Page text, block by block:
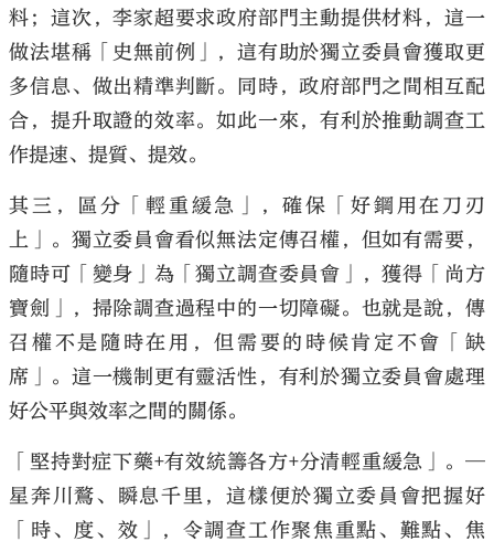
料；這次，李家超要求政府部門主動提供材料，這一
做法堪稱「史無前例」，這有助於獨立委員會獲取更
多信息、做出精準判斷。同時，政府部門之間相互配
合，提升取證的效率。如此一來，有利於推動調查工
作提速、提質、提效。
其三，區分「輕重緩急」，確保「好鋼用在刀刃
上」。獨立委員會看似無法定傳召權，但如有需要，
隨時可「變身」為「獨立調查委員會」，獲得「尚方
寶劍」，掃除調查過程中的一切障礙。也就是說，傳
召權不是隨時在用，但需要的時候肯定不會「缺
席」。這一機制更有靈活性，有利於獨立委員會處理
好公平與效率之間的關係。
「堅持對症下藥+有效統籌各方+分清輕重緩急」。─
星奔川鶩、瞬息千里，這樣便於獨立委員會把握好
「時、度、效」，令調查工作聚焦重點、難點、焦